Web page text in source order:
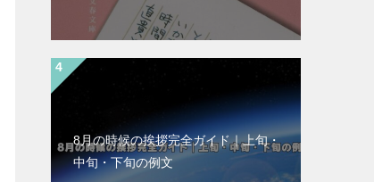
8月の時候の挨拶完全ガイド｜上旬・
中旬・下旬の例文